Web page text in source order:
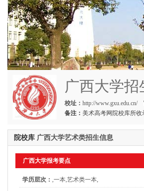
广西大学招
校址： http://www.gxu.edu.cn/
备注： 美术高考网 院校库所收
院校库 广西大学艺术类招生信息
广西大学报考要点
学历层次： ,一本,艺术类一本,